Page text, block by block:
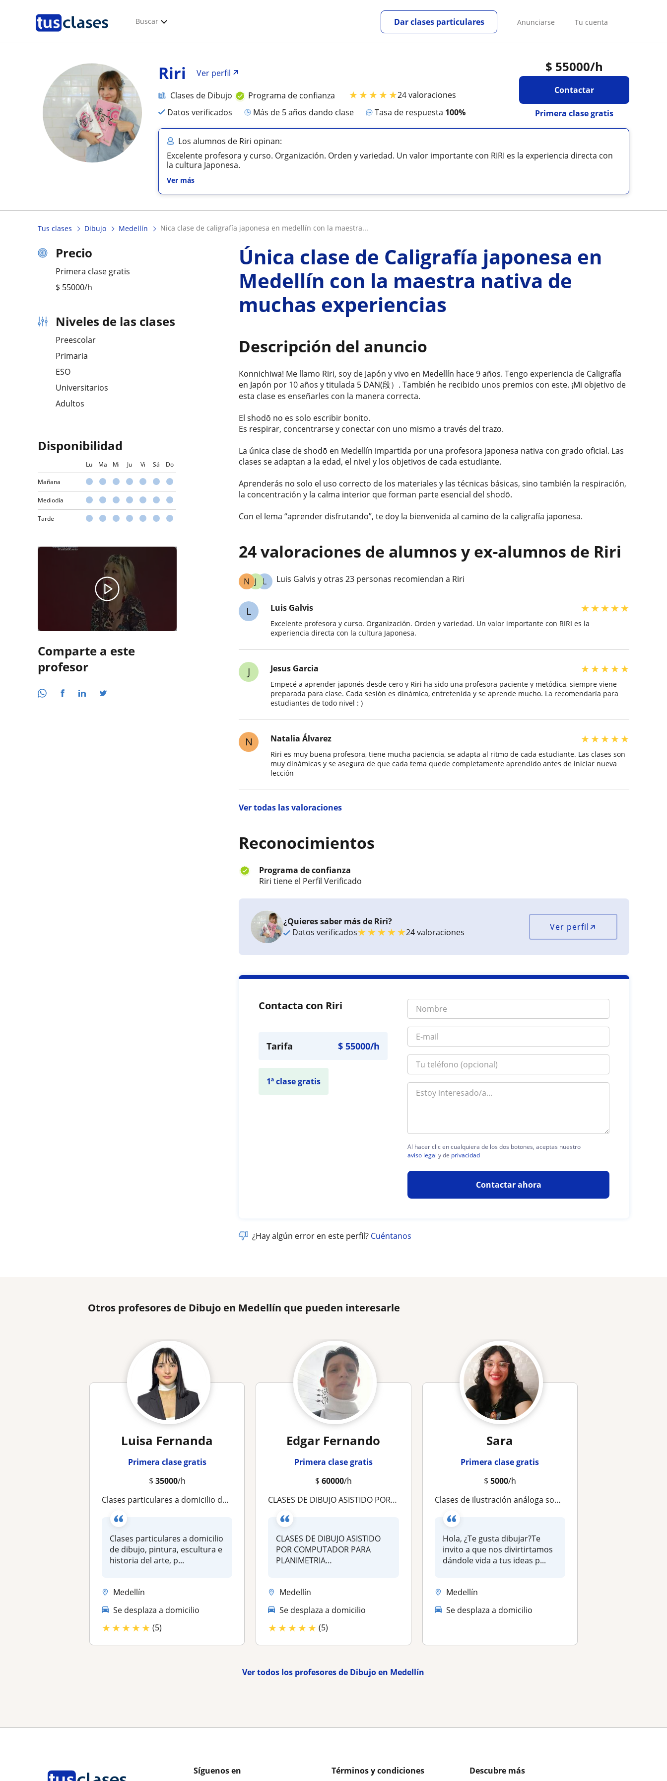
Buscar Anunciarse Tu cuenta
Dar clases particulares
$ 55000/h
Contactar
Primera clase gratis
Riri Ver perfil
Clases de Dibujo Programa de confianza ★★★★★24 valoraciones
Datos verificados
más de 5 años dando clase Tasa de respuesta 100%
Los alumnos de Riri opinan:
Excelente profesora y curso. Organización. Orden y variedad. Un valor importante con RIRI es la experiencia directa con
la cultura Japonesa.
Ver más
Tus clases Dibujo Medellín nica clase de caligrafía japonesa en medellín con la maestra...
Precio
Primera clase gratis
$ 55000/h
Niveles de las clases
Preescolar
Primaria
ESO
Universitarios
Adultos
Disponibilidad
Lu Ma Mi Ju Vi Sá Do
Mañana
Mediodía
Tarde
Comparte a este
profesor
Única clase de Caligrafía japonesa en
Medellín con la maestra nativa de
muchas experiencias
Descripción del anuncio
Konnichiwa! Me llamo Riri, soy de Japón y vivo en Medellín hace 9 años. Tengo experiencia de Caligrafía
en Japón por 10 años y titulada 5 DAN(段）. También he recibido unos premios con este. ¡Mi objetivo de
esta clase es enseñarles con la manera correcta.
El shodō no es solo escribir bonito.
Es respirar, concentrarse y conectar con uno mismo a través del trazo.
La única clase de shodō en Medellín impartida por una profesora japonesa nativa con grado oficial. Las
clases se adaptan a la edad, el nivel y los objetivos de cada estudiante.
Aprenderás no solo el uso correcto de los materiales y las técnicas básicas, sino también la respiración,
la concentración y la calma interior que forman parte esencial del shodō.
Con el lema “aprender disfrutando”, te doy la bienvenida al camino de la caligrafía japonesa.
24 valoraciones de alumnos y ex-alumnos de Riri
L
J
N Luis Galvis y otras 23 personas recomiendan a Riri
L Luis Galvis ★★★★★
Excelente profesora y curso. Organización. Orden y variedad. Un valor importante con RIRI es la
experiencia directa con la cultura Japonesa.
J Jesus Garcia ★★★★★
Empecé a aprender japonés desde cero y Riri ha sido una profesora paciente y metódica, siempre viene
preparada para clase. Cada sesión es dinámica, entretenida y se aprende mucho. La recomendaría para
estudiantes de todo nivel : )
N Natalia Álvarez ★★★★★
Riri es muy buena profesora, tiene mucha paciencia, se adapta al ritmo de cada estudiante. Las clases son
muy dinámicas y se asegura de que cada tema quede completamente aprendido antes de iniciar nueva
lección
Ver todas las valoraciones
Reconocimientos
Programa de confianza
Riri tiene el Perfil Verificado
¿Quieres saber más de Riri?
Datos verificados★★★★★24 valoraciones Ver perfil
Contacta con Riri
Tarifa $55000/h
1ª clase gratis
Al hacer clic en cualquiera de los dos botones, aceptas nuestro
aviso legal y de privacidad
Contactar ahora
¿Hay algún error en este perfil? Cuéntanos
Otros profesores de Dibujo en Medellín que pueden interesarle
Luisa Fernanda
Primera clase gratis
$ 35000/h
Clases particulares a domicilio de dibujo, pintura, escultura e historia del arte, para niños y adultos
Clases particulares a domicilio
de dibujo, pintura, escultura e
historia del arte, p...
Medellín
Se desplaza a domicilio
★★★★★ (5)
Edgar Fernando
Primera clase gratis
$ 60000/h
CLASES DE DIBUJO ASISTIDO POR COMPUTADOR CAD - DELINEANTE DE ARQUITECTURA
CLASES DE DIBUJO ASISTIDO
POR COMPUTADOR PARA
PLANIMETRIA
Medellín
Se desplaza a domicilio
★★★★★ (5)
Sara
Primera clase gratis
$ 5000/h
Clases de ilustración análoga sobre papel y madera
Hola, ¿Te gusta dibujar?Te
invito a que nos divirtirtamos
dándole vida a tus ideas p...
Medellín
Se desplaza a domicilio
Ver todos los profesores de Dibujo en Medellín
Síguenos en Términos y condiciones Descubre más